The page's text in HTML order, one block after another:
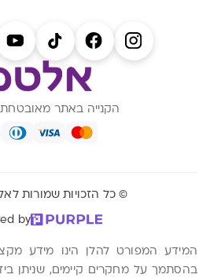
הקנייה באתר
© כל הזכויות שמורות
by
המידע המפורט להלן הינו מידע
בהסתמך על מחקרים קיימים, שניתן